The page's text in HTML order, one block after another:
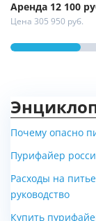
Аренда 12 100
Цена 305 950 руб.
Почему опасно
Пурифайер
Расходы на
руководство
Купить